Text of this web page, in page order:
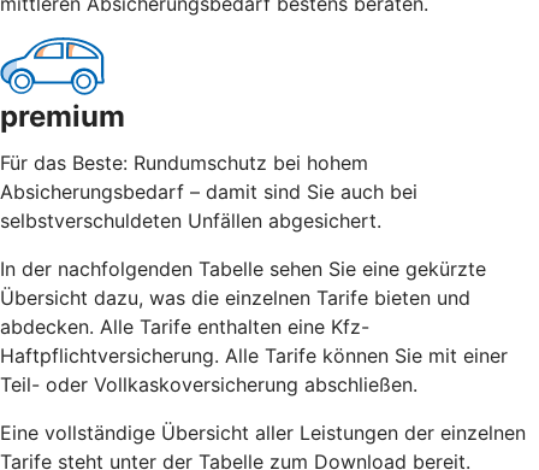
premium
Für das Beste: Rundumschutz bei hohem
Absicherungsbedarf – damit sind Sie auch bei
selbstverschuldeten Unfällen abgesichert.
In der nachfolgenden Tabelle sehen Sie eine gekürzte
Übersicht dazu, was die einzelnen Tarife bieten und
abdecken. Alle Tarife enthalten eine Kfz-
Haftpflichtversicherung. Alle Tarife können Sie mit einer
Teil- oder Vollkaskoversicherung abschließen.
Eine vollständige Übersicht aller Leistungen der einzelnen
Tarife steht unter der Tabelle zum Download bereit.